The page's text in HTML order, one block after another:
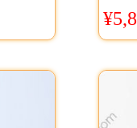
グ
ン